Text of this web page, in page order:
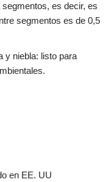
es decir, es
segmentos es de 0,5
y niebla: listo para